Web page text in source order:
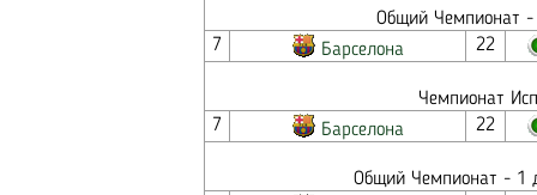
Общий Чемпионат
7
Барселона 22
Чемпионат
7
Барселона 22
Общий Чемпионат - 1